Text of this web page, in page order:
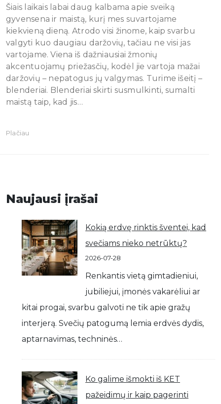
Šiais laikais labai daug kalbama apie sveiką
gyvensena ir maistą, kurį mes suvartojame
kiekvieną dieną. Atrodo visi žinome, kaip svarbu
valgyti kuo daugiau daržovių, tačiau ne visi jas
vartojame. Viena iš dažniausiai žmonių
akcentuojamų priežasčių, kodėl jie vartoja mažai
daržovių – nepatogus jų valgymas. Turime išeitį –
blenderiai. Blenderiai skirti susmulkinti, sumalti
maistą taip, kad jis…
Plačiau
Naujausi įrašai
Kokią erdvę rinktis šventei, kad
svečiams nieko netrūktų?
2026-07-28
Renkantis vietą gimtadieniui,
jubiliejui, įmonės vakarėliui ar
kitai progai, svarbu galvoti ne tik apie gražų
interjerą. Svečių patogumą lemia erdvės dydis,
aptarnavimas, techninės…
Ko galime išmokti iš KET
pažeidimų ir kaip pagerinti